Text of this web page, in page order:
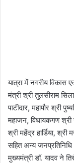
यात्रा में नगरीय विकास
मंत्री श्री तुलसीराम
पाटीदार, महापौर श्री
महाजन, विधायकगण श्री
श्री महेंद्र हार्डिया,
सहित अन्य जनप्रतिनिधि
मुख्यमंत्री डॉ. यादव ने